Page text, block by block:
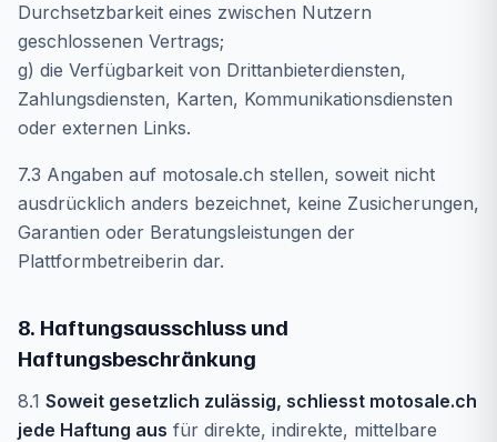
Durchsetzbarkeit eines zwischen Nutzern
geschlossenen Vertrags;
g) die Verfügbarkeit von Drittanbieterdiensten,
Zahlungsdiensten, Karten, Kommunikationsdiensten
oder externen Links.
7.3 Angaben auf motosale.ch stellen, soweit nicht
ausdrücklich anders bezeichnet, keine Zusicherungen,
Garantien oder Beratungsleistungen der
Plattformbetreiberin dar.
8. Haftungsausschluss und
Haftungsbeschränkung
8.1 Soweit gesetzlich zulässig, schliesst motosale.ch
jede Haftung aus für direkte, indirekte, mittelbare